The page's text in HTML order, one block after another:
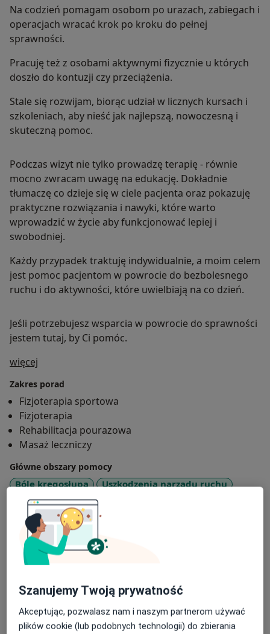
Na codzień pomagam osobom po urazach, zabiegach i
operacjach wracać krok po kroku do pełnej
sprawności.
Pracuję też z osobami aktywnymi fizycznie u których
doszło do kontuzji czy przeciążenia.
Stale się rozwijam, biorąc udział w licznych kursach i
szkoleniach, aby nieść jak najlepszą, nowoczesną i
skuteczną pomoc.
Podczas wizyt nie tylko prowadzę terapię - równie
mocno zwracam uwagę na edukację. Dokładnie
tłumaczę co dzieje się w ciele pacjenta oraz pokazuję
praktyczne rozwiązania i nawyki, które warto
wprowadzić w życie aby funkcjonować lepiej i
swobodniej.
Każdy przypadek traktuję indywidualnie, a moim celem
jest pomoc pacjentom w powrocie do bezbolesnego
ruchu i do aktywności, które uwielbiają na co dzień.
Jeśli potrzebujesz wsparcia w powrocie do sprawności
jestem tutaj, by Ci pomóc.
więcej
Zakres porad
Fizjoterapia sportowa
Fizjoterapia
Rehabilitacja pourazowa
Masaż leczniczy
Główne obszary pomocy
Bóle kręgosłupa
Uszkodzenia narządu ruchu
Bóle mięśni
Ograniczenie ruchomości
Kontuzje sportowe
Rodzaje konsultacji
Stacjonarne
Zdjęcia i filmy
Szanujemy Twoją prywatność
Akceptując, pozwalasz nam i naszym partnerom używać
plików cookie (lub podobnych technologii) do zbierania